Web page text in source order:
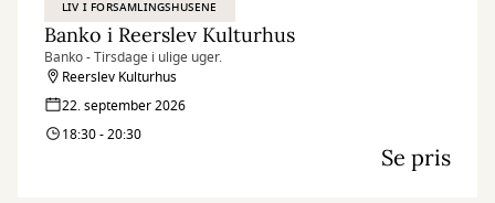
LIV I FORSAMLINGSHUSENE
Banko i Reerslev Kulturhus
Banko - Tirsdage i ulige uger.
Reerslev Kulturhus
22. september 2026
18:30 - 20:30
Se pris